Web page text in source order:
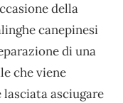
della
canepinesi
di una
che viene
asciugare